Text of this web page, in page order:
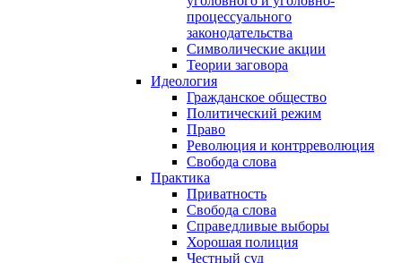
процессуального
законодательства
Символические акции
Теории заговора
Идеология
Гражданское общество
Политический режим
Право
Революция и контрреволюция
Свобода слова
Практика
Приватность
Свобода слова
Справедливые выборы
Хорошая полиция
Честный суд